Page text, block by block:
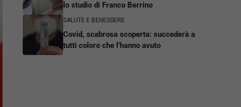
lo studio di Franco Berrino
SALUTE E BENESSERE
Covid, scabrosa scoperta: succederà a
tutti coloro che l’hanno avuto